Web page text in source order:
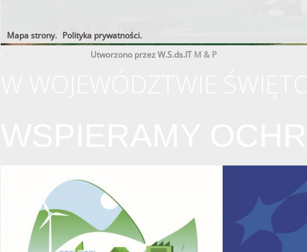
Mapa strony. Polityka prywatności.
Utworzono przez W.S.ds.IT M & P